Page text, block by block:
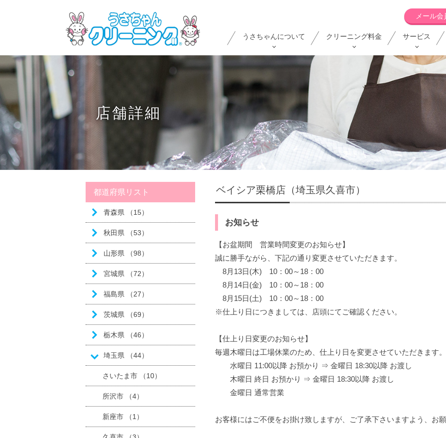
メール
うさちゃんについて クリーニング料金 サービス
店舗詳細
ベイシア栗橋店（埼玉県久喜市）
お知らせ
【お盆期間 営業時間変更のお知らせ】
誠に勝手ながら、下記の通り変更させていただきます。
8月13日(木) 10：00～18：00
8月14日(金) 10：00～18：00
8月15日(土) 10：00～18：00
※仕上り日につきましては、店頭にてご確認ください。
【仕上り日変更のお知らせ】
毎週木曜日は工場休業のため、仕上り日を変更させていただきます。
水曜日 11:00以降 お預かり ⇒ 金曜日 18:30以降 お渡し
木曜日 終日 お預かり ⇒ 金曜日 18:30以降 お渡し
金曜日 通常営業
お客様にはご不便をお掛け致しますが、ご了承下さいますよう、お願
都道府県リスト
青森県 （15）
秋田県 （53）
山形県 （98）
宮城県 （72）
福島県 （27）
茨城県 （69）
栃木県 （46）
埼玉県 （44）
さいたま市 （10）
所沢市 （4）
新座市 （1）